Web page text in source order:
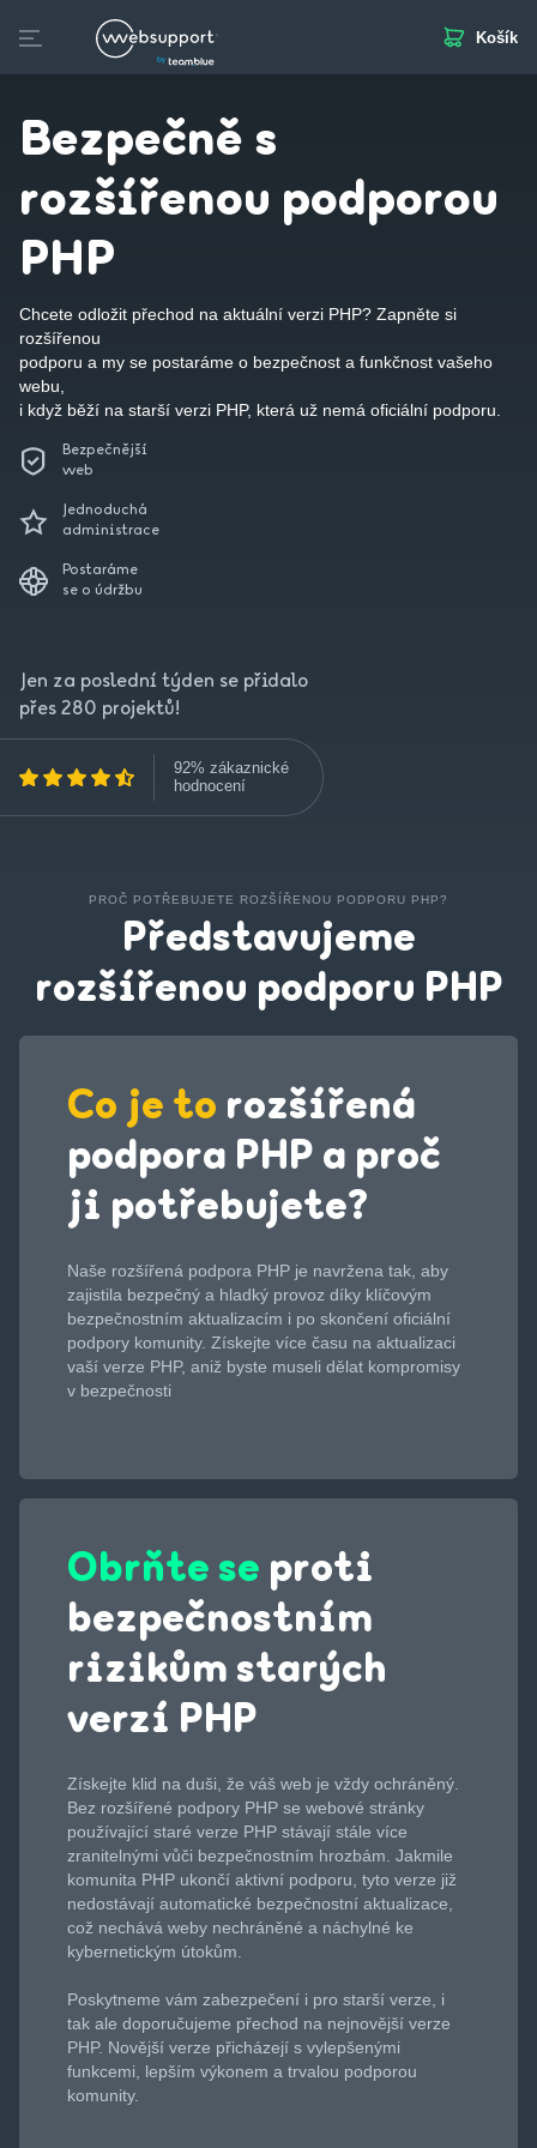
Skip
Košík
Bezpečně s
rozšířenou podporou
PHP
Chcete odložit přechod na aktuální verzi PHP? Zapněte si
rozšířenou
podporu a my se postaráme o bezpečnost a funkčnost vašeho
webu,
i když běží na starší verzi PHP, která už nemá oficiální podporu.
Bezpečnější
web
Jednoduchá
administrace
Postaráme
se o údržbu
Jen za poslední týden se přidalo
přes 280 projektů!
92% zákaznické
hodnocení
PROČ POTŘEBUJETE ROZŠÍŘENOU PODPORU PHP?
Představujeme
rozšířenou podporu PHP
Co je to rozšířená
podpora PHP a proč
ji potřebujete?
Naše rozšířená podpora PHP je navržena tak, aby
zajistila bezpečný a hladký provoz díky klíčovým
bezpečnostním aktualizacím i po skončení oficiální
podpory komunity. Získejte více času na aktualizaci
vaší verze PHP, aniž byste museli dělat kompromisy
v bezpečnosti
Obrňte se proti
bezpečnostním
rizikům starých
verzí PHP
Získejte klid na duši, že váš web je vždy ochráněný.
Bez rozšířené podpory PHP se webové stránky
používající staré verze PHP stávají stále více
zranitelnými vůči bezpečnostním hrozbám. Jakmile
komunita PHP ukončí aktivní podporu, tyto verze již
nedostávají automatické bezpečnostní aktualizace,
což nechává weby nechráněné a náchylné ke
kybernetickým útokům.
Poskytneme vám zabezpečení i pro starší verze, i
tak ale doporučujeme přechod na nejnovější verze
PHP. Novější verze přicházejí s vylepšenými
funkcemi, lepším výkonem a trvalou podporou
komunity.